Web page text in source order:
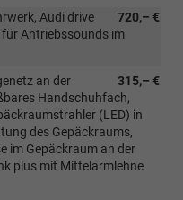
720,– €
Audi drive
Antriebssounds im
315,– €
an der
Handschuhfach,
(LED) in
des Gepäckraums,
im Gepäckraum an der
plus mit Mittelarmlehne